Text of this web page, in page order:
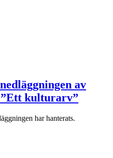
av
kulturarv”
har hanterats.